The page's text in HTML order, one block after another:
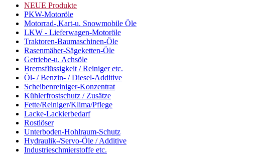
NEUE Produkte
PKW-Motoröle
Motorrad-,Kart-u. Snowmobile Öle
LKW - Lieferwagen-Motoröle
Traktoren-Baumaschinen-Öle
Rasenmäher-Sägeketten-Öle
Getriebe-u. Achsöle
Bremsflüssigkeit / Reiniger etc.
Öl- / Benzin- / Diesel-Additive
Scheibenreiniger-Konzentrat
Kühlerfrostschutz / Zusätze
Fette/Reiniger/Klima/Pflege
Lacke-Lackierbedarf
Rostlöser
Unterboden-Hohlraum-Schutz
Hydraulik-/Servo-Öle / Additive
Industrieschmierstoffe etc.